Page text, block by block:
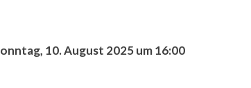
10. August 2025 um 16:00